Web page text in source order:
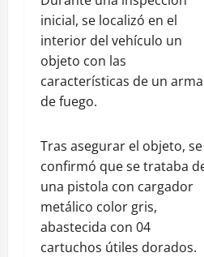
inicial, se localizó en el
interior del vehículo un
objeto con las
características de un arma
de fuego.
Tras asegurar el objeto, se
confirmó que se trataba
una pistola con cargador
metálico color gris,
abastecida con 04
cartuchos útiles dorados.